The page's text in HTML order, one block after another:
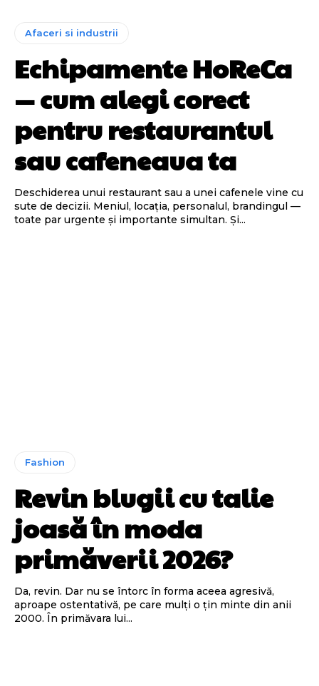
Afaceri si industrii
Echipamente HoReCa
— cum alegi corect
pentru restaurantul
sau cafeneaua ta
Deschiderea unui restaurant sau a unei cafenele vine cu
sute de decizii. Meniul, locația, personalul, brandingul —
toate par urgente și importante simultan. Și...
Fashion
Revin blugii cu talie
joasă în moda
primăverii 2026?
Da, revin. Dar nu se întorc în forma aceea agresivă,
aproape ostentativă, pe care mulți o țin minte din anii
2000. În primăvara lui...